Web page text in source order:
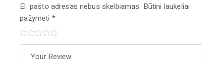
El. pašto adresas nebus skelbiamas. Būtini laukeliai
pažymėti *